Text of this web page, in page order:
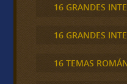
16 GRANDES
16 GRANDES
16 TEMAS